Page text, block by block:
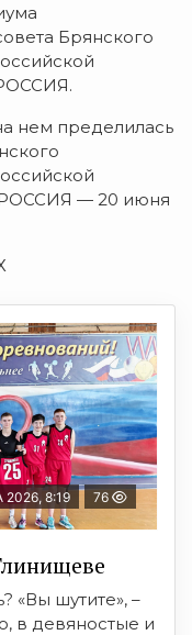
Брянского
нем пределилась
— 20 июня
8:19 76
«Вы шутите», –
в девяностые и